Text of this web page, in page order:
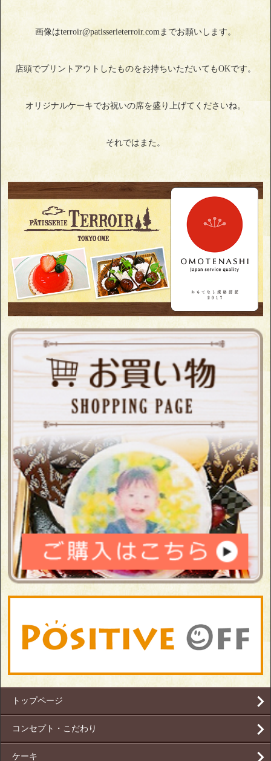
画像はterroir@patisserieterroir.comまでお願いします。
店頭でプリントアウトしたものをお持ちいただいてもOKです。
オリジナルケーキでお祝いの席を盛り上げてくださいね。
それではまた。
トップページ
コンセプト・こだわり
ケーキ